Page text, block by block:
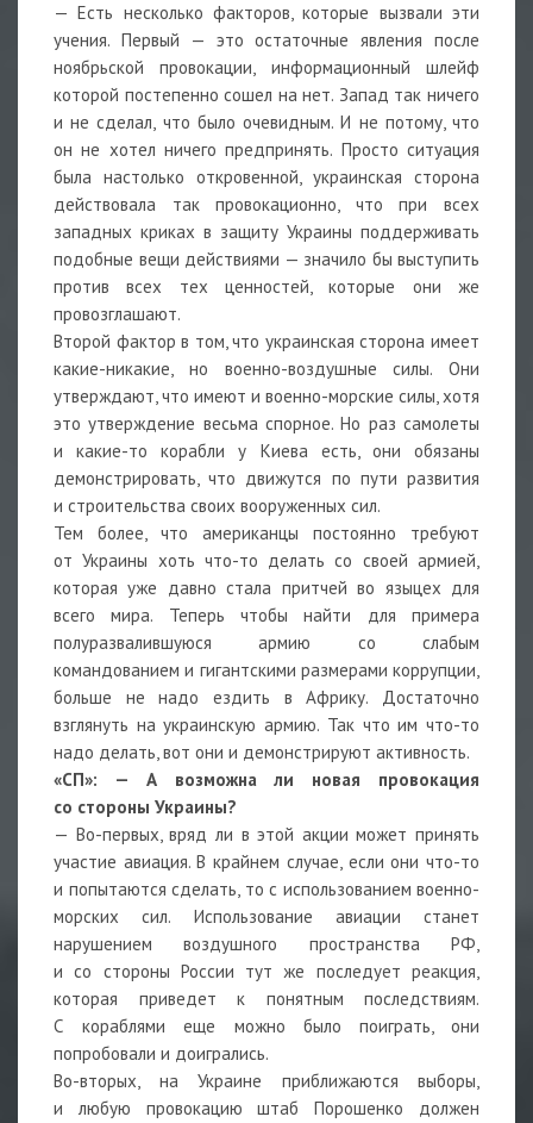
— Есть несколько факторов, которые вызвали эти
учения. Первый — это остаточные явления после
ноябрьской провокации, информационный шлейф
которой постепенно сошел на нет. Запад так ничего
и не сделал, что было очевидным. И не потому, что
он не хотел ничего предпринять. Просто ситуация
была настолько откровенной, украинская сторона
действовала так провокационно, что при всех
западных криках в защиту Украины поддерживать
подобные вещи действиями — значило бы выступить
против всех тех ценностей, которые они же
провозглашают.
Второй фактор в том, что украинская сторона имеет
какие-никакие, но военно-воздушные силы. Они
утверждают, что имеют и военно-морские силы, хотя
это утверждение весьма спорное. Но раз самолеты
и какие-то корабли у Киева есть, они обязаны
демонстрировать, что движутся по пути развития
и строительства своих вооруженных сил.
Тем более, что американцы постоянно требуют
от Украины хоть что-то делать со своей армией,
которая уже давно стала притчей во языцех для
всего мира. Теперь чтобы найти для примера
полуразвалившуюся армию со слабым
командованием и гигантскими размерами коррупции,
больше не надо ездить в Африку. Достаточно
взглянуть на украинскую армию. Так что им что-то
надо делать, вот они и демонстрируют активность.
«СП»: — А возможна ли новая провокация
со стороны Украины?
— Во-первых, вряд ли в этой акции может принять
участие авиация. В крайнем случае, если они что-то
и попытаются сделать, то с использованием военно-
морских сил. Использование авиации станет
нарушением воздушного пространства РФ,
и со стороны России тут же последует реакция,
которая приведет к понятным последствиям.
С кораблями еще можно было поиграть, они
попробовали и доигрались.
Во-вторых, на Украине приближаются выборы,
и любую провокацию штаб Порошенко должен